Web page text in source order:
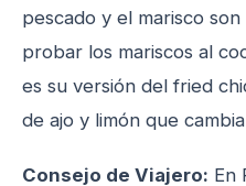
pescado y el marisco
probar los mariscos al
es su versión del fried
de ajo y limón que
Consejo de Viajero: En